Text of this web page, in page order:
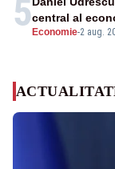
5 Economie-2 aug.
central al